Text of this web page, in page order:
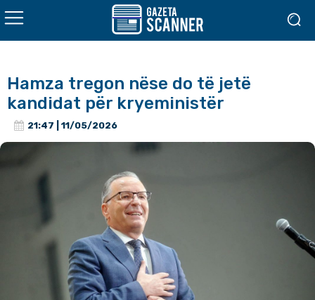
Hamza tregon nëse do të jetë
kandidat për kryeministër
21:47 | 11/05/2026